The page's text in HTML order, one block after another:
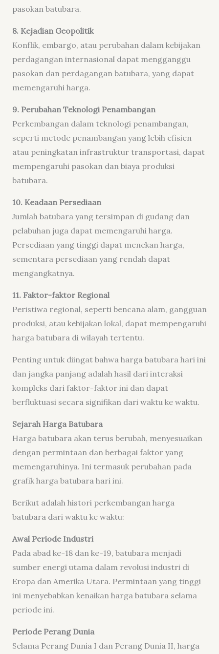
pasokan batubara.
8. Kejadian Geopolitik
Konflik, embargo, atau perubahan dalam kebijakan
perdagangan internasional dapat mengganggu
pasokan dan perdagangan batubara, yang dapat
memengaruhi harga.
9. Perubahan Teknologi Penambangan
Perkembangan dalam teknologi penambangan,
seperti metode penambangan yang lebih efisien
atau peningkatan infrastruktur transportasi, dapat
mempengaruhi pasokan dan biaya produksi
batubara.
10. Keadaan Persediaan
Jumlah batubara yang tersimpan di gudang dan
pelabuhan juga dapat memengaruhi harga.
Persediaan yang tinggi dapat menekan harga,
sementara persediaan yang rendah dapat
mengangkatnya.
11. Faktor-faktor Regional
Peristiwa regional, seperti bencana alam, gangguan
produksi, atau kebijakan lokal, dapat mempengaruhi
harga batubara di wilayah tertentu.
Penting untuk diingat bahwa harga batubara hari ini
dan jangka panjang adalah hasil dari interaksi
kompleks dari faktor-faktor ini dan dapat
berfluktuasi secara signifikan dari waktu ke waktu.
Sejarah Harga Batubara
Harga batubara akan terus berubah, menyesuaikan
dengan permintaan dan berbagai faktor yang
memengaruhinya. Ini termasuk perubahan pada
grafik harga batubara hari ini.
Berikut adalah histori perkembangan harga
batubara dari waktu ke waktu:
Awal Periode Industri
Pada abad ke-18 dan ke-19, batubara menjadi
sumber energi utama dalam revolusi industri di
Eropa dan Amerika Utara. Permintaan yang tinggi
ini menyebabkan kenaikan harga batubara selama
periode ini.
Periode Perang Dunia
Selama Perang Dunia I dan Perang Dunia II, harga